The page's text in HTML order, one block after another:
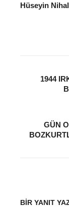
Hüseyin Nihal
1944
GÜN
BIR YANIT